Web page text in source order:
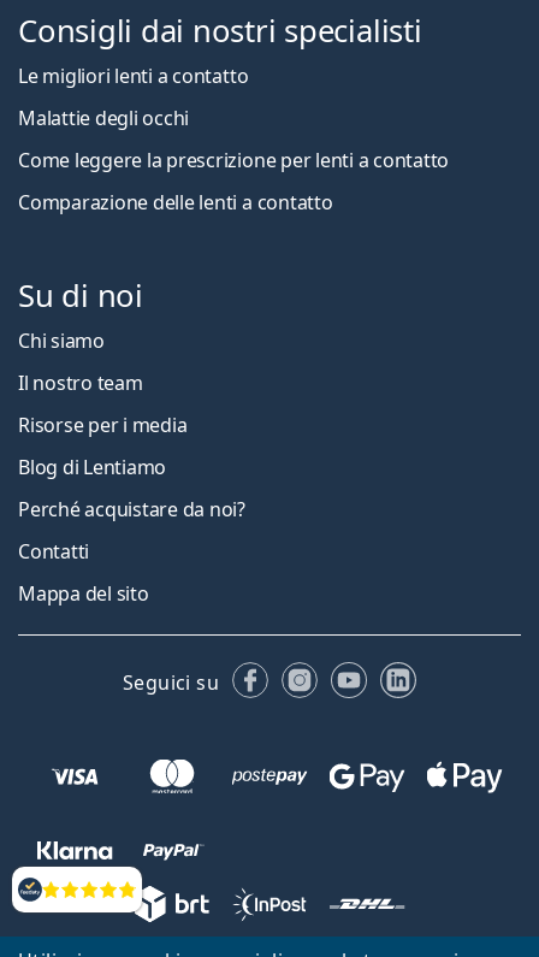
Valutazione
Consigli dai nostri specialisti
Le migliori lenti a contatto
Malattie degli occhi
Come leggere la prescrizione per lenti a contatto
Comparazione delle lenti a contatto
Su di noi
Chi siamo
Il nostro team
Risorse per i media
Blog di Lentiamo
Perché acquistare da noi?
Contatti
Mappa del sito
Seguici su FacebookInstagram
YouTubeLinkedIn